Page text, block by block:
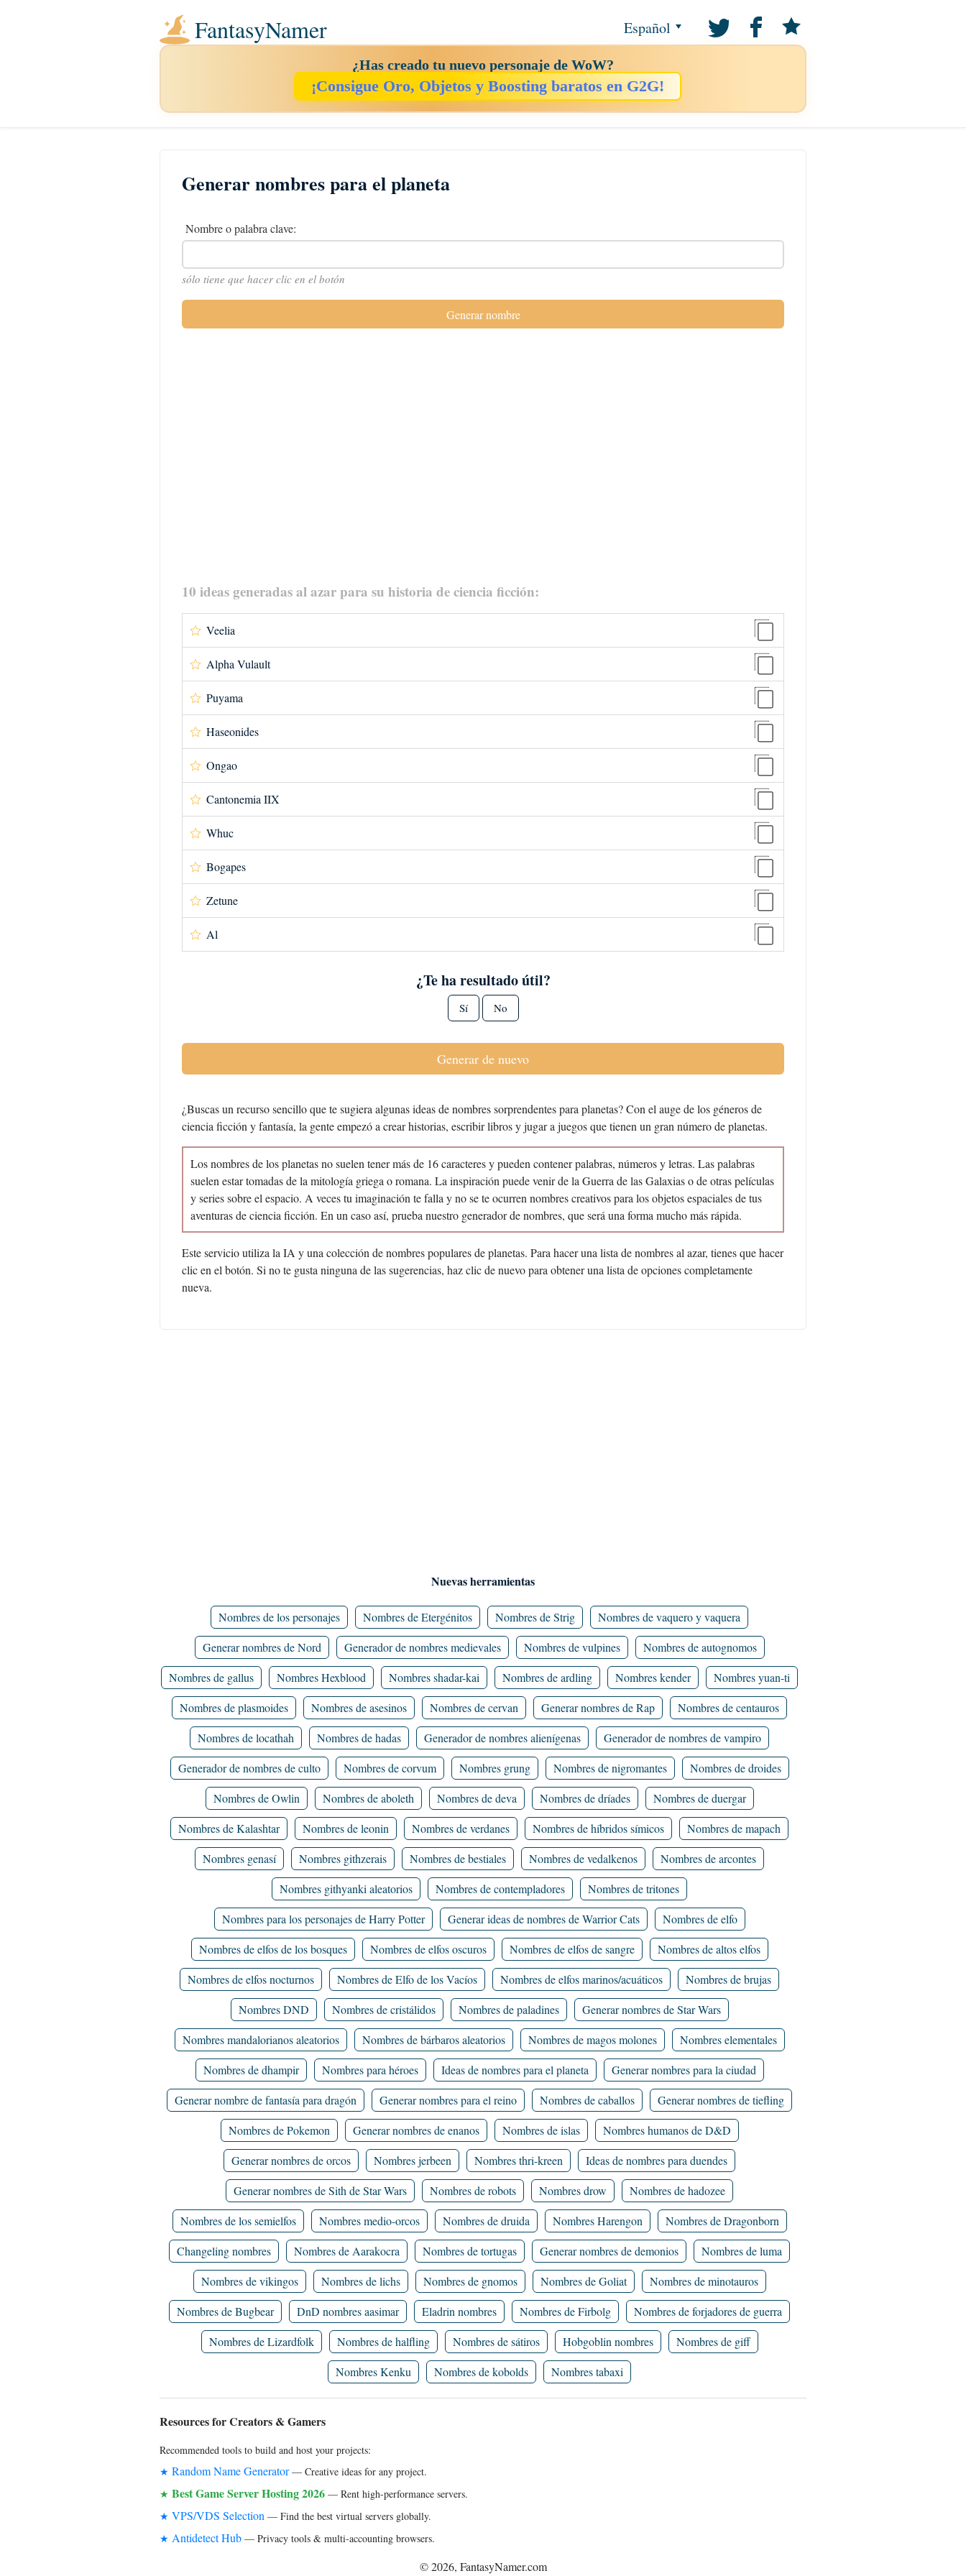
FantasyNamer Español
¿Has creado tu nuevo personaje de WoW?
¡Consigue Oro, Objetos y Boosting baratos en G2G!
Generar nombres para el planeta
Nombre o palabra clave:
sólo tiene que hacer clic en el botón
10 ideas generadas al azar para su historia de ciencia ficción:
Veelia
Alpha Vulault
Puyama
Haseonides
Ongao
Cantonemia IIX
Whuc
Bogapes
Zetune
Al
¿Te ha resultado útil?
Sí No
Generar de nuevo
¿Buscas un recurso sencillo que te sugiera algunas ideas de nombres sorprendentes para planetas? Con el auge de los géneros de
ciencia ficción y fantasía, la gente empezó a crear historias, escribir libros y jugar a juegos que tienen un gran número de planetas.
Los nombres de los planetas no suelen tener más de 16 caracteres y pueden contener palabras, números y letras. Las palabras
suelen estar tomadas de la mitología griega o romana. La inspiración puede venir de la Guerra de las Galaxias o de otras películas
y series sobre el espacio. A veces tu imaginación te falla y no se te ocurren nombres creativos para los objetos espaciales de tus
aventuras de ciencia ficción. En un caso así, prueba nuestro generador de nombres, que será una forma mucho más rápida.
Este servicio utiliza la IA y una colección de nombres populares de planetas. Para hacer una lista de nombres al azar, tienes que hacer
clic en el botón. Si no te gusta ninguna de las sugerencias, haz clic de nuevo para obtener una lista de opciones completamente
nueva.
Nuevas herramientas
Nombres de los personajes Nombres de Etergénitos Nombres de Strig
Nombres de vaquero y vaquera
Generar nombres de Nord
Generador de nombres medievales Nombres de vulpines
Nombres de autognomos
Nombres de gallus
Nombres Hexblood Nombres shadar-kai Nombres de ardling Nombres kender
Nombres yuan-ti
Nombres de plasmoides
Nombres de asesinos Nombres de cervan Generar nombres de Rap
Nombres de centauros
Nombres de locathah
Nombres de hadas Generador de nombres alienígenas
Generador de nombres de vampiro
Generador de nombres de culto
Nombres de corvum Nombres grung Nombres de nigromantes
Nombres de droides
Nombres de Owlin
Nombres de aboleth Nombres de deva Nombres de dríades
Nombres de duergar
Nombres de Kalashtar
Nombres de leonin Nombres de verdanes Nombres de híbridos símicos
Nombres de mapach
Nombres genasí
Nombres githzerais Nombres de bestiales Nombres de vedalkenos
Nombres de arcontes
Nombres githyanki aleatorios
Nombres de contempladores
Nombres de tritones
Nombres para los personajes de Harry Potter
Generar ideas de nombres de Warrior Cats
Nombres de elfo
Nombres de elfos de los bosques
Nombres de elfos oscuros Nombres de elfos de sangre
Nombres de altos elfos
Nombres de elfos nocturnos
Nombres de Elfo de los Vacíos Nombres de elfos marinos/acuáticos
Nombres de brujas
Nombres DND
Nombres de cristálidos Nombres de paladines
Generar nombres de Star Wars
Nombres mandalorianos aleatorios
Nombres de bárbaros aleatorios Nombres de magos molones
Nombres elementales
Nombres de dhampir
Nombres para héroes Ideas de nombres para el planeta
Generar nombres para la ciudad
Generar nombre de fantasía para dragón
Generar nombres para el reino Nombres de caballos
Generar nombres de tiefling
Nombres de Pokemon
Generar nombres de enanos Nombres de islas
Nombres humanos de D&D
Generar nombres de orcos
Nombres jerbeen Nombres thri-kreen
Ideas de nombres para duendes
Generar nombres de Sith de Star Wars
Nombres de robots Nombres drow
Nombres de hadozee
Nombres de los semielfos
Nombres medio-orcos Nombres de druida Nombres Harengon
Nombres de Dragonborn
Changeling nombres
Nombres de Aarakocra Nombres de tortugas Generar nombres de demonios
Nombres de luma
Nombres de vikingos
Nombres de lichs Nombres de gnomos Nombres de Goliat
Nombres de minotauros
Nombres de Bugbear
DnD nombres aasimar Eladrin nombres Nombres de Firbolg
Nombres de forjadores de guerra
Nombres de Lizardfolk
Nombres de halfling Nombres de sátiros Hobgoblin nombres
Nombres de giff
Nombres Kenku
Nombres de kobolds Nombres tabaxi
Resources for Creators & Gamers
Recommended tools to build and host your projects:
★ Random Name Generator— Creative ideas for any project.
★ Best Game Server Hosting 2026 — Rent high-performance servers.
★ VPS/VDS Selection — Find the best virtual servers globally.
★ Antidetect Hub — Privacy tools & multi-accounting browsers.
© 2026, FantasyNamer.com